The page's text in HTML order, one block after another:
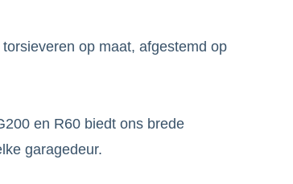
op maat, afgestemd op
en R60 biedt ons brede
garagedeur.